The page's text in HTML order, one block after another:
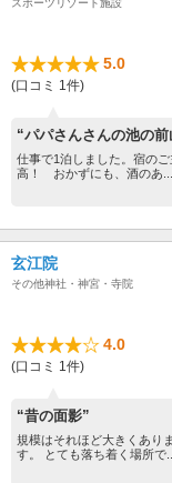
5.0
(口コミ 1件)
“パパさんさんの池の
仕事で1泊しました。宿の
高！ おかずにも、酒のあ...
玄江院
その他神社・神宮・寺院
4.0
(口コミ 1件)
“昔の面影”
規模はそれほど大きくあり
す。 とても落ち着く場所で...